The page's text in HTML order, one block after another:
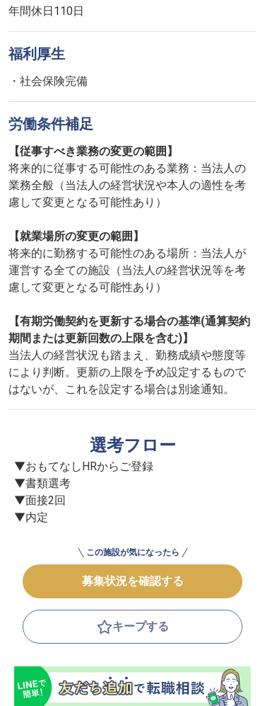
年間休日110日
福利厚生
・社会保険完備
労働条件補足
【従事すべき業務の変更の範囲】
将来的に従事する可能性のある業務：当法人の
業務全般（当法人の経営状況や本人の適性を考
慮して変更となる可能性あり）
【就業場所の変更の範囲】
将来的に勤務する可能性のある場所：当法人が
運営する全ての施設（当法人の経営状況等を考
慮して変更となる可能性あり）
【有期労働契約を更新する場合の基準(通算契約
期間または更新回数の上限を含む)】
当法人の経営状況も踏まえ、勤務成績や態度等
により判断。更新の上限を予め設定するもので
はないが、これを設定する場合は別途通知。
選考フロー
▼おもてなしHRからご登録
▼書類選考
▼面接2回
▼内定
この施設が気になったら
募集状況を確認する
キープする